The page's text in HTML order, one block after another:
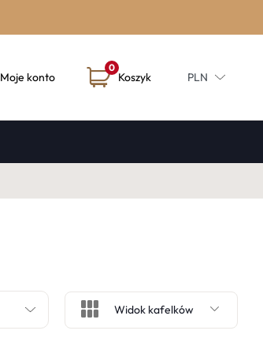
Moje konto Koszyk
0
PLN
Widok kafelków